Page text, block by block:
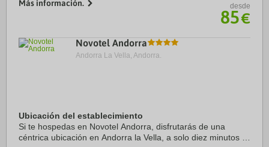
dispone de 90 habitaciones equipadas con baño con
secador de pelo y grifería termostática, teléfono, TV vía
Más información. desde
85€
Novotel Andorra
Andorra La Vella, Andorra.
Ubicación del establecimiento
Si te hospedas en Novotel Andorra, disfrutarás de una
céntrica ubicación en Andorra la Vella, a solo diez minutos a